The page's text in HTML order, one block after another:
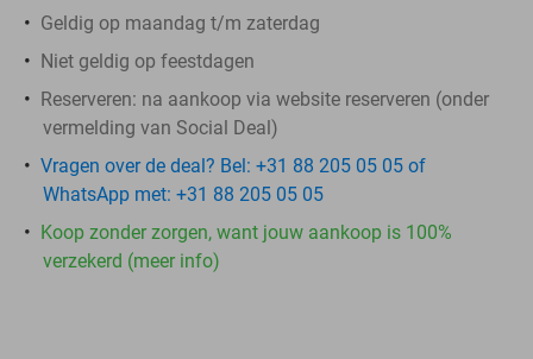
Geldig op maandag t/m zaterdag
Niet geldig op feestdagen
Reserveren: na aankoop via website reserveren (onder
vermelding van Social Deal)
Vragen over de deal? Bel: +31 88 205 05 05 of
WhatsApp met: +31 88 205 05 05
Koop zonder zorgen, want jouw aankoop is 100%
verzekerd (meer info)